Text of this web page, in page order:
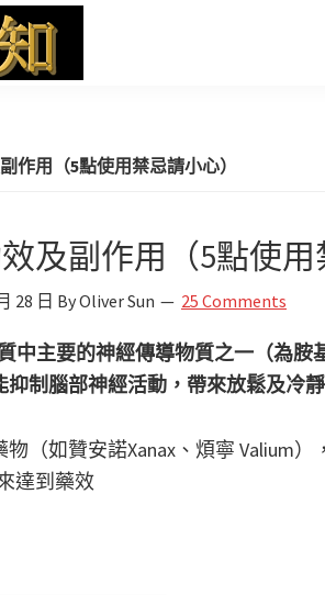
作用（5點使用禁忌請小心）
及副作用（5點使用
28 日 ByOliver Sun 25 Comments
中主要的神經傳導物質之一（為
抑制腦部神經活動，帶來放鬆及冷
（如贊安諾Xanax、煩寧 Valium
達到藥效